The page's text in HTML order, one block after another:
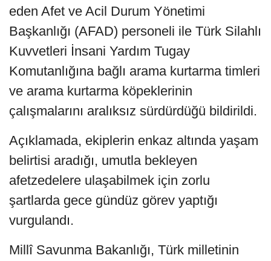
eden Afet ve Acil Durum Yönetimi
Başkanlığı (AFAD) personeli ile Türk Silahlı
Kuvvetleri İnsani Yardım Tugay
Komutanlığına bağlı arama kurtarma timleri
ve arama kurtarma köpeklerinin
çalışmalarını aralıksız sürdürdüğü bildirildi.
Açıklamada, ekiplerin enkaz altında yaşam
belirtisi aradığı, umutla bekleyen
afetzedelere ulaşabilmek için zorlu
şartlarda gece gündüz görev yaptığı
vurgulandı.
Millî Savunma Bakanlığı, Türk milletinin